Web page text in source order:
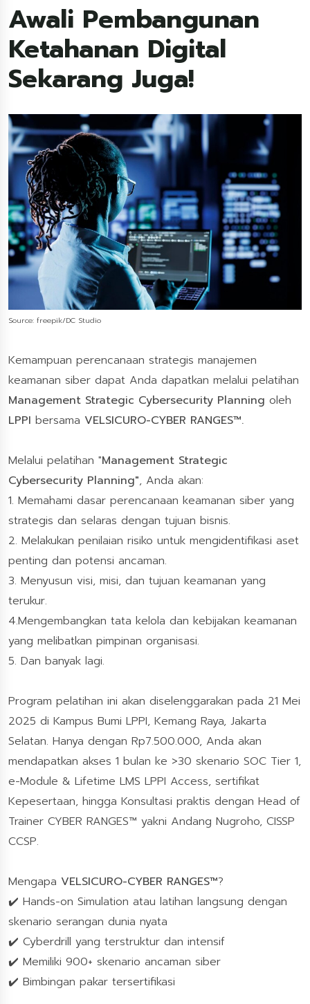
Awali Pembangunan
Ketahanan Digital
Sekarang Juga!
Source: freepik/DC Studio
Kemampuan perencanaan strategis manajemen
keamanan siber dapat Anda dapatkan melalui pelatihan
Management Strategic Cybersecurity Planning oleh
LPPI bersama VELSICURO-CYBER RANGES™.
Melalui pelatihan "Management Strategic
Cybersecurity Planning", Anda akan:
1. Memahami dasar perencanaan keamanan siber yang
strategis dan selaras dengan tujuan bisnis.
2. Melakukan penilaian risiko untuk mengidentifikasi aset
penting dan potensi ancaman.
3. Menyusun visi, misi, dan tujuan keamanan yang
terukur.
4.Mengembangkan tata kelola dan kebijakan keamanan
yang melibatkan pimpinan organisasi.
5. Dan banyak lagi.
Program pelatihan ini akan diselenggarakan pada 21 Mei
2025 di Kampus Bumi LPPI, Kemang Raya, Jakarta
Selatan. Hanya dengan Rp7.500.000, Anda akan
mendapatkan akses 1 bulan ke >30 skenario SOC Tier 1,
e-Module & Lifetime LMS LPPI Access, sertifikat
Kepesertaan, hingga Konsultasi praktis dengan Head of
Trainer CYBER RANGES™ yakni Andang Nugroho, CISSP
CCSP.
Mengapa VELSICURO-CYBER RANGES™?
✔️ Hands-on Simulation atau latihan langsung dengan
skenario serangan dunia nyata
✔️ Cyberdrill yang terstruktur dan intensif
✔️ Memiliki 900+ skenario ancaman siber
✔️ Bimbingan pakar tersertifikasi